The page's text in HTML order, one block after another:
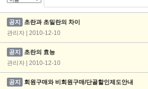
공지
초란과 초밀란의 차이
관리자 | 2010-12-10
공지
초란의 효능
관리자 | 2010-12-10
공지
회원구매와 비회원구매/단골할인제도안내